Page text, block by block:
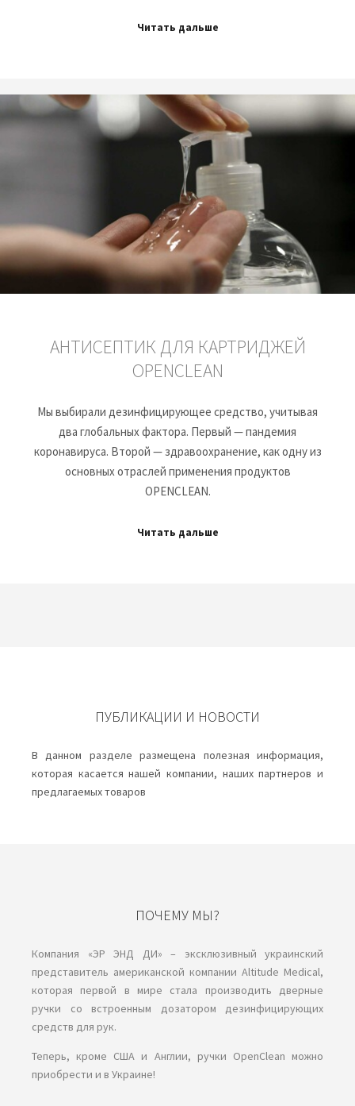
Читать дальше
АНТИСЕПТИК ДЛЯ КАРТРИДЖЕЙ
OPENCLEAN
Мы выбирали дезинфицирующее средство, учитывая
два глобальных фактора. Первый — пандемия
коронавируса. Второй — здравоохранение, как одну из
основных отраслей применения продуктов
OPENCLEAN.
Читать дальше
ПУБЛИКАЦИИ И НОВОСТИ
В данном разделе размещена полезная информация,
которая касается нашей компании, наших партнеров и
предлагаемых товаров
ПОЧЕМУ МЫ?
Компания «ЭР ЭНД ДИ» – эксклюзивный украинский
представитель американской компании Аltitude Medical,
которая первой в мире стала производить дверные
ручки со встроенным дозатором дезинфицирующих
средств для рук.
Теперь, кроме США и Англии, ручки OpenClean можно
приобрести и в Украине!